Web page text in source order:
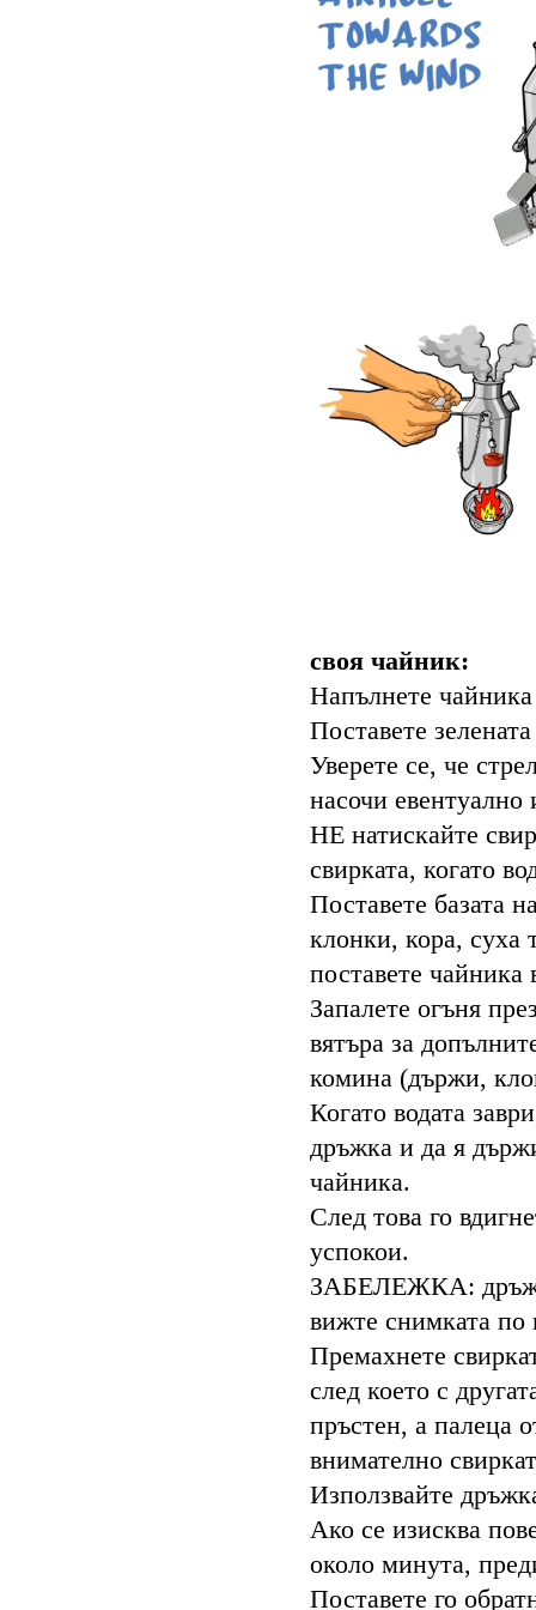
своя чайник:
Напълнете
Поставете
Уверете се, че
насочи евентуално
НЕ натискайте
свирката, когато
Поставете базата
клонки, кора, суха
поставете чайника
Запалете огъня
вятъра за
комина (държи,
Когато водата
дръжка и да я
чайника.
След това го
успокои.
ЗАБЕЛЕЖКА:
вижте снимката по
Премахнете
след което с
пръстен, а палеца
внимателно
Използвайте
Ако се изисква
около минута,
Поставете го